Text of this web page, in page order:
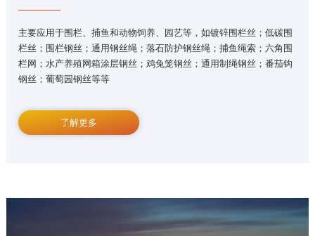
主要应用于围栏、捕鱼和动物饲养、园艺等，如镀锌围栏丝；低碳围
栏丝；围栏钢丝；通用钢丝绳；落石防护钢丝绳；捕鱼绳索；六角围
栏网；水产养殖网箱涂层钢丝；鸡兔笼钢丝；通用制绳钢丝；番茄钩
钢丝；葡萄园钢丝等等
了解更多